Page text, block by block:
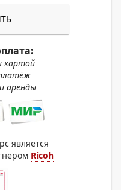
картой
аренды
является
Ricoh